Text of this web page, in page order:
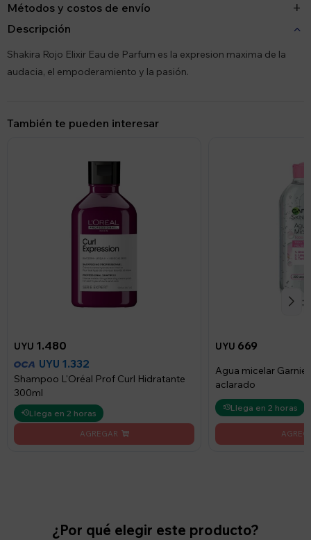
Métodos y costos de envío
Descripción
Shakira Rojo Elixir Eau de Parfum es la expresion maxima de la
audacia, el empoderamiento y la pasión.
También te pueden interesar
UYU 1.480
UYU 1.332
Shampoo L'Oréal Prof Curl Hidratante
300ml
Llega en 2 horas
UYU 669
Agua micelar
aclarado
Llega en 2 horas
¿Por qué elegir este producto?